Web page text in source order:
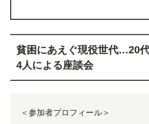
貧困にあえぐ現役世代…20
4人による座談会
＜参加者プロフィール＞